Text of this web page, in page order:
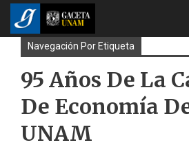
Navegación Por Etiqueta
95 Años De La
De Economía
UNAM